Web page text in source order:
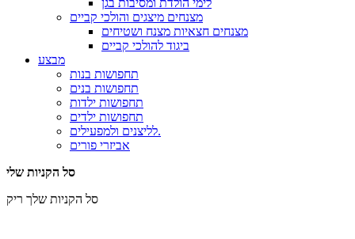
לימי הולדת ומסיבות בגן
מצנחים מיצגים והולכי קביים
מצנחים חצאיות מצנח ושטיחים
ביגוד להולכי קביים
מבצע
תחפושות בנות
תחפושות בנים
תחפושות ילדות
תחפושות ילדים
לליצנים ולמפעילים.
אביזרי פורים
סל הקניות שלי
סל הקניות שלך ריק